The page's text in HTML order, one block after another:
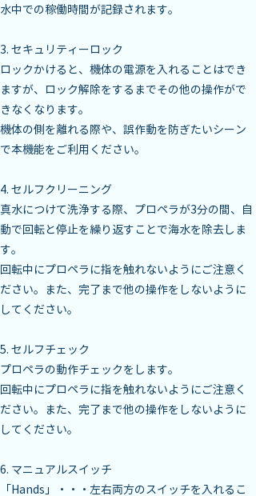
水中での稼働時間が記録されます。
3. セキュリティーロック
ロックかけると、機体の電源を入れることはでき
ますが、ロック解除をするまでその他の操作がで
きなくなります。
機体の側を離れる際や、誤作動を防ぎたいシーン
で本機能をご利用ください。
4. セルフクリーニング
真水につけて洗浄する際、プロペラが3分の間、自
動で回転と停止を繰り返すことで海水を除去しま
す。
回転中にプロペラに指を触れないようにご注意く
ださい。また、完了まで他の操作をしないように
してください。
5. セルフチェック
プロペラの動作チェックをします。
回転中にプロペラに指を触れないようにご注意く
ださい。また、完了まで他の操作をしないように
してください。
6. マニュアルスイッチ
「Hands」・・・左右両方のスイッチを入れるこ